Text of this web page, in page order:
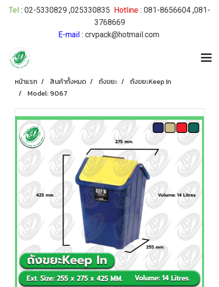
Tel : 02-5330829 ,025330835 Hotline : 081-8656604 ,081-
3768669
E-mail: crvpack@hotmail.com
หน้าแรก สินค้าทั้งหมด ถังขยะ
ถังขยะKeep In
Model: 9067